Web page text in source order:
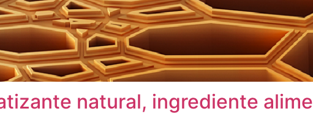
natural, ingrediente